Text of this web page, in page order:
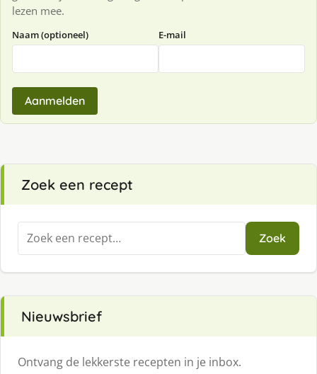
lezen mee.
Naam (optioneel) E-mail
Aanmelden
Zoek een recept
Zoeken
naar:
Zoek
Nieuwsbrief
Ontvang de lekkerste recepten in je inbox.